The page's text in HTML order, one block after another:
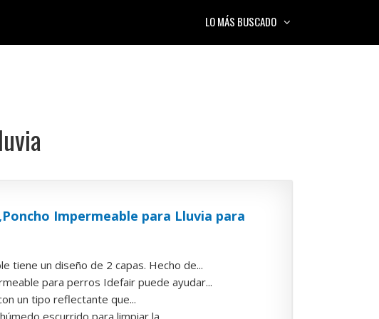
LO MÁS BUSCADO
Impermeable para Lluvia para
tiene un diseño de 2 capas. Hecho de...
para perros Idefair puede ayudar...
un tipo reflectante que...
escurrido para limpiar la...